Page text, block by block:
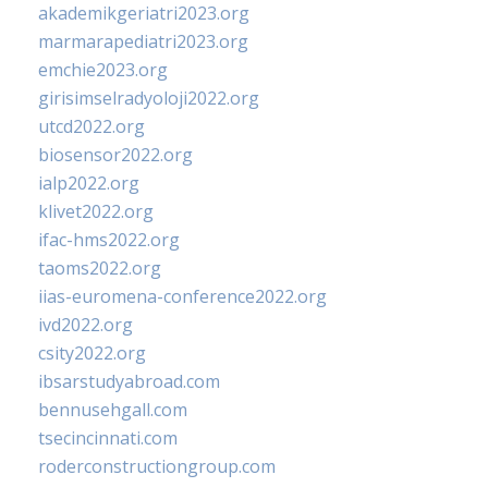
akademikgeriatri2023.org
marmarapediatri2023.org
emchie2023.org
girisimselradyoloji2022.org
utcd2022.org
biosensor2022.org
ialp2022.org
klivet2022.org
ifac-hms2022.org
taoms2022.org
iias-euromena-conference2022.org
ivd2022.org
csity2022.org
ibsarstudyabroad.com
bennusehgall.com
tsecincinnati.com
roderconstructiongroup.com